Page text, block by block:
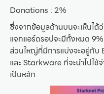
Donations : 2%
ซึ่งจากข้อมูลด้านบนจะเห็นได้
แจกแอร์ดรอปจะมีทั้งหมด
ส่วนใหญ่ที่มีการแบ่งจะอยู่กั
และ Starkware ที่จะนำไปใช้
เป็นหลัก